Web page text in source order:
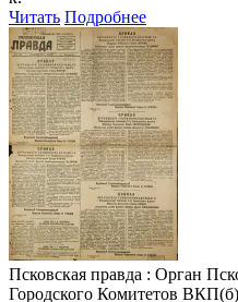
Читать Подробнее
Псковская правда : Орган
Городского Комитетов